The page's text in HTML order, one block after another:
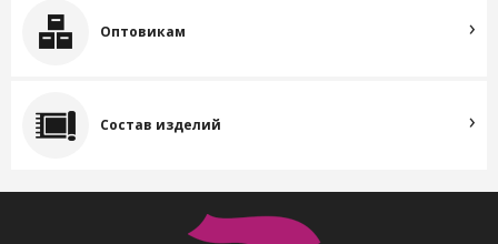
Оптовикам
Состав изделий